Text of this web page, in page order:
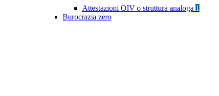
Attestazioni OIV o struttura analoga 1
Burocrazia zero